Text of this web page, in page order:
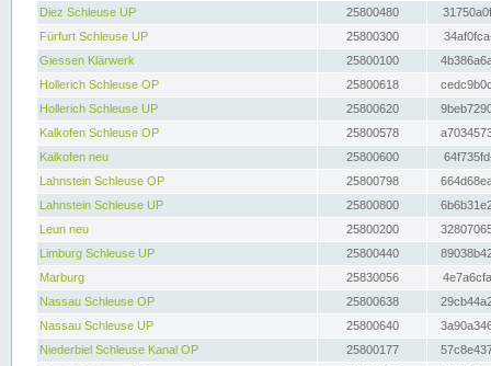
Diez Schleuse UP
25800480
Fürfurt Schleuse UP
25800300
Giessen Klärwerk
25800100
Hollerich Schleuse OP
25800618
Hollerich Schleuse UP
25800620
Kalkofen Schleuse OP
25800578
Kalkofen neu
25800600
Lahnstein Schleuse OP
25800798
Lahnstein Schleuse UP
25800800
Leun neu
25800200
Limburg Schleuse UP
25800440
Marburg
25830056
Nassau Schleuse OP
25800638
Nassau Schleuse UP
25800640
Niederbiel Schleuse Kanal OP
25800177